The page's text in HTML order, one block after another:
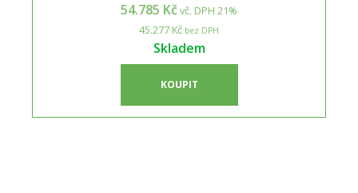
54.785 Kčvč. DPH 21%
45.277 Kč bez DPH
Skladem
KOUPIT